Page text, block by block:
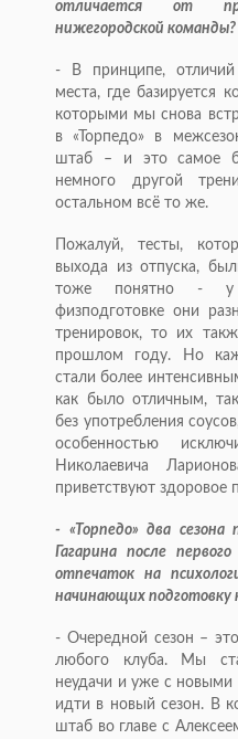
отличается от
нижегородской команды?
- В принципе,
места, где базируется
которыми мы снова
в «Торпедо» в
штаб – и это самое
немного другой
остальном всё то же.
Пожалуй, тесты,
выхода из отпуска,
тоже понятно - у
физподготовке они
тренировок, то их
прошлом году. Но
стали более
как было отличным,
без употребления
особенностью
Николаевича
приветствуют здоровое
- «Торпедо» два
Гагарина после
отпечаток на
начинающих подготовку
- Очередной сезон –
любого клуба. Мы
неудачи и уже с
идти в новый сезон. В
штаб во главе с